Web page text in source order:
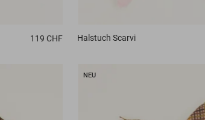
119 CHF Halstuch Scarvi
NEU